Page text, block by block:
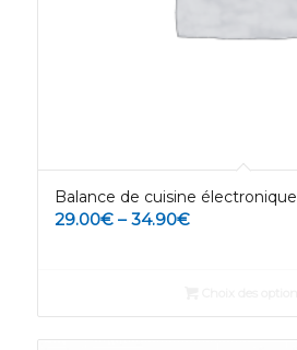
Balance de cuisine électronique
29.00€–34.90€